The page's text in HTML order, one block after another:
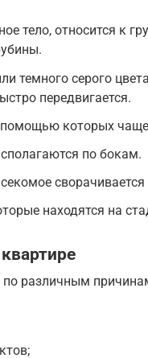
тело, относится к
темного серого
передвигается.
которых чаще
по бокам.
находятся на
по различным